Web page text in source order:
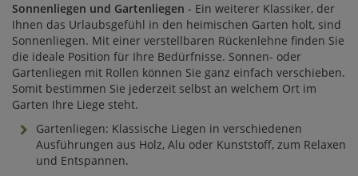
Sonnenliegen und Gartenliegen - Ein weiterer Klassiker, der
Ihnen das Urlaubsgefühl in den heimischen Garten holt, sind
Sonnenliegen. Mit einer verstellbaren Rückenlehne finden Sie
die ideale Position für Ihre Bedürfnisse. Sonnen- oder
Gartenliegen mit Rollen können Sie ganz einfach verschieben.
Somit bestimmen Sie jederzeit selbst an welchem Ort im
Garten Ihre Liege steht.
Gartenliegen: Klassische Liegen in verschiedenen
Ausführungen aus Holz, Alu oder Kunststoff, zum Relaxen
und Entspannen.